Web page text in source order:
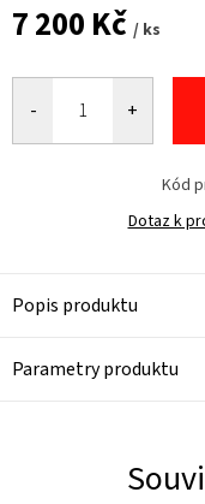
7 200 Kč / ks
cena:
Kód
Dotaz k
Popis produktu
Parametry produktu